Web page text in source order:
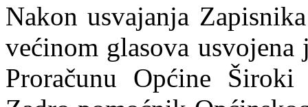
Nakon usvajanja
većinom glasova
Proračunu Općine